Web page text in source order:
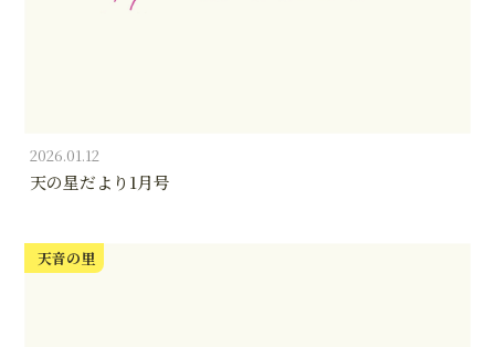
2026.01.12
天の星だより1月号
天音の里